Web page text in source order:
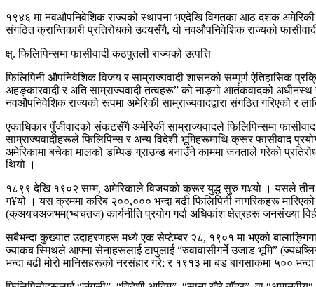
१९४६ मा नवऔपनिवेशिक राज्यको स्थापना भएदेखि विगतका आठ दशक
संगठित क्रान्तिकारी प्रतिरोधको उदयसँगै, यो नवऔपनिवेशिक राज्यको
क्ष्. फिलिपिन्समा फासीवादी कठपुतली राज्यको उत्पत्ति
फिलिपिनी औपनिवेशिक विजय र साम्राज्यवादी शासनको सम्पूर्ण ऐतिहासिक
अहङ्कारवादी र अति साम्राज्यवादी तत्वहरू” को नाङ्गो आतंकवादको
नवऔपनिवेशिक राज्यको रूपमा अमेरिकी साम्राज्यवादद्वारा संगठित गरिएको र
एकाधिकार पुँजीवादको संकटसँगै अमेरिकी साम्राज्यवादले फिलिपिन्समा
साम्राज्यवादीहरूले फिलिपिन्स र अन्य विदेशी भूमिहरूमाथि क्रूर फासीवाद
अमेरिकामा बचेका मालको डम्पिङ ग्राउन्ड बनाउँने काममा जनताले गरेको
थियो ।
१८९९ देखि १९०२ सम्म, अमेरिकाले विजयको क्रूर युद्ध सुरु ग¥यो । यसले तीन
ग¥यो । यस क्रममा करिब २००,००० भन्दा बढी फिलिपिनी नागरिकहरू
(क्अयचअजभम(भ्बचतज) कार्यनीति प्रयोग गर्दा अधिकांश क्षेत्रहरू जनसंख्या
सबैभन्दा कुख्यात उदाहरणहरू मध्ये एक सेप्टेम्बर २८, १९०१ मा भएको
ज्याकब स्मिथले आफ्ना सेनाहरूलाई टापुलाई “रुवावासीगर्ने उजाड भूमि”
भन्दा बढी मोरो मानिसहरूको नरसंहार गरे; र १९१३ मा बड बागसाकमा ५००